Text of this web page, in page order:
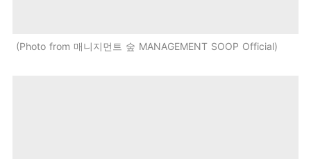
Photo from 매니지먼트 숲 MANAGEMENT SOOP Official